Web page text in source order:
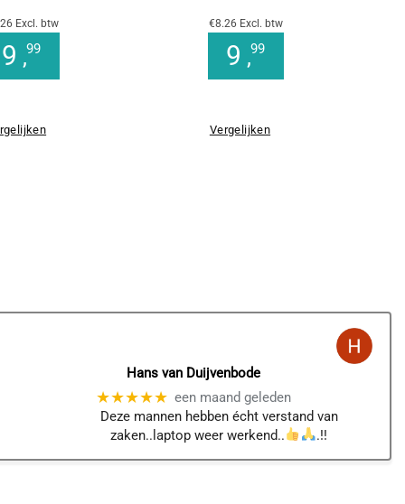
Excl. btw
9 ,99
€8.26 Excl. btw
9 ,99
Vergelijken
Hans van Duijvenbode
★★★★★ een maand geleden
Deze mannen hebben écht verstand van
zaken..laptop weer werkend..
.!!